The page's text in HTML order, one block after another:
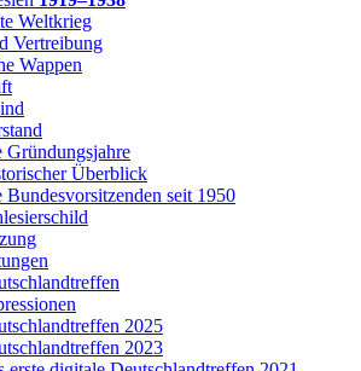
Weltkrieg
Vertreibung
Wappen
Gründungsjahre
Überblick
Bundesvorsitzenden seit 1950
2025
2023